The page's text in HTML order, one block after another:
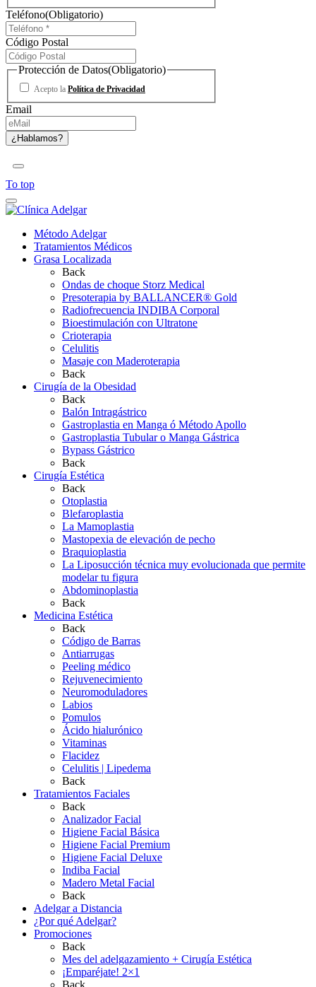
Teléfono(Obligatorio)
Código Postal
Protección de Datos(Obligatorio)
Acepto la Política de Privacidad
Email
To top
Método Adelgar
Tratamientos Médicos
Grasa Localizada
Back
Ondas de choque Storz Medical
Presoterapia by BALLANCER® Gold
Radiofrecuencia INDIBA Corporal
Bioestimulación con Ultratone
Crioterapia
Celulitis
Masaje con Maderoterapia
Back
Cirugía de la Obesidad
Back
Balón Intragástrico
Gastroplastia en Manga ó Método Apollo
Gastroplastia Tubular o Manga Gástrica
Bypass Gástrico
Back
Cirugía Estética
Back
Otoplastia
Blefaroplastia
La Mamoplastia
Mastopexia de elevación de pecho
Braquioplastia
La Liposucción técnica muy evolucionada que permite
modelar tu figura
Abdominoplastia
Back
Medicina Estética
Back
Código de Barras
Antiarrugas
Peeling médico
Rejuvenecimiento
Neuromoduladores
Labios
Pomulos
Ácido hialurónico
Vitaminas
Flacidez
Celulitis | Lipedema
Back
Tratamientos Faciales
Back
Analizador Facial
Higiene Facial Básica
Higiene Facial Premium
Higiene Facial Deluxe
Indiba Facial
Madero Metal Facial
Back
Adelgar a Distancia
¿Por qué Adelgar?
Promociones
Back
Mes del adelgazamiento + Cirugía Estética
¡Emparéjate! 2×1
Back